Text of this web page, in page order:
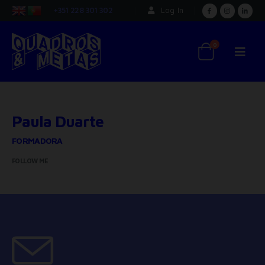
+351 228 301 302 Log In
0
Paula Duarte
FORMADORA